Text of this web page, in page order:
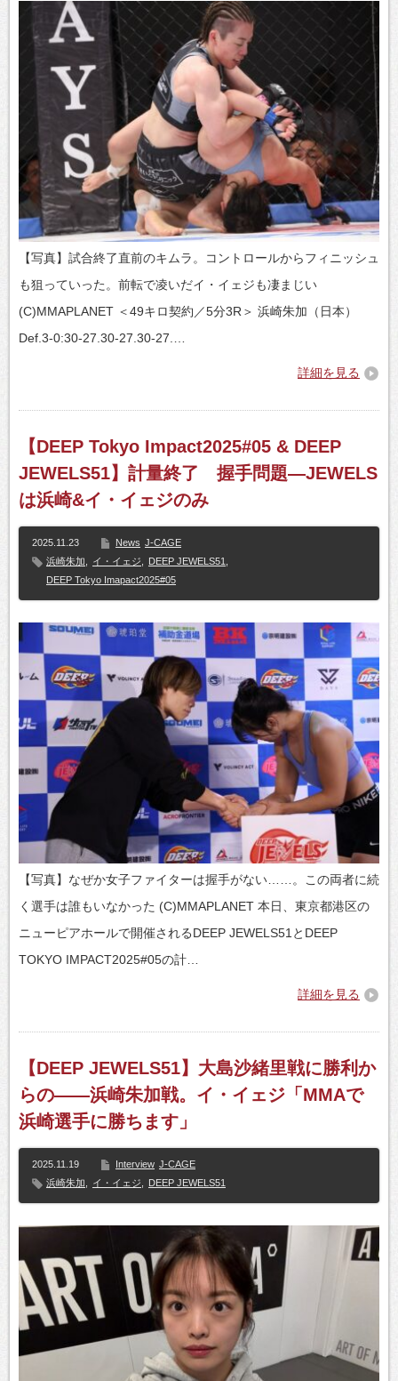
【写真】試合終了直前のキムラ。コントロールからフィニッシュ
も狙っていった。前転で凌いだイ・イェジも凄まじい
(C)MMAPLANET ＜49キロ契約／5分3R＞ 浜崎朱加（日本）
Def.3-0:30-27.30-27.30-27.…
詳細を見る
【DEEP Tokyo Impact2025#05 & DEEP
JEWELS51】計量終了 握手問題―JEWELS
は浜崎&イ・イェジのみ
2025.11.23 News J-CAGE
浜崎朱加
イ・イェジ DEEP JEWELS51
DEEP Tokyo Imapact2025#05
【写真】なぜか女子ファイターは握手がない……。この両者に続
く選手は誰もいなかった (C)MMAPLANET 本日、東京都港区の
ニューピアホールで開催されるDEEP JEWELS51とDEEP
TOKYO IMPACT2025#05の計…
詳細を見る
【DEEP JEWELS51】大島沙緒里戦に勝利か
らの――浜崎朱加戦。イ・イェジ「MMAで
浜崎選手に勝ちます」
2025.11.19 Interview J-CAGE
浜崎朱加
イ・イェジ DEEP JEWELS51